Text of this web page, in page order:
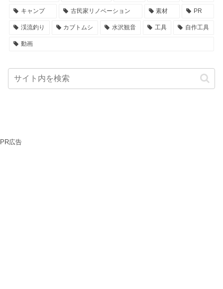
キャンプ 古民家リノベーション 素材 PR
渓流釣り カブトムシ 水沢観音 工具 自作工具
動画
PR広告